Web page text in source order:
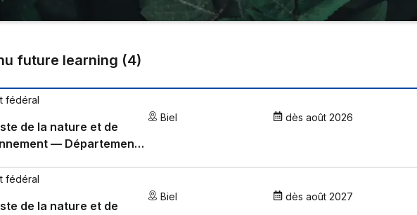
future learning (4)
fédéral
de la nature et de
— Département
Biel dès août 2026
fédéral
de la nature et de
Biel dès août 2027